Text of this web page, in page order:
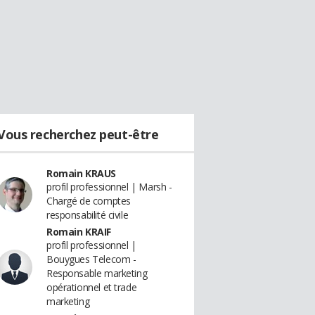
recherchez peut-être
Romain KRAUS
profil professionnel | Marsh -
Chargé de comptes
responsabilité civile
Romain KRAIF
profil professionnel |
Bouygues Telecom -
Responsable marketing
opérationnel et trade
marketing